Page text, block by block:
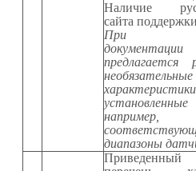
Наличие
сайта
При
предлагается
необязательные
характеристики,
например,
диапазоны
Приведенный